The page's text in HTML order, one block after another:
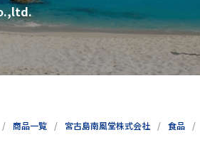
商品一覧 宮古島南風堂株式会社 食品